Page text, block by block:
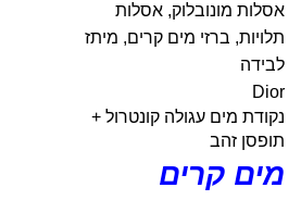
אסלות מונובלוק, אסלות
תלויות, ברזי מים קרים, מיתז
לבידה
Dior
נקודת מים עגולה קונטרול +
תופסן זהב
מים קרים